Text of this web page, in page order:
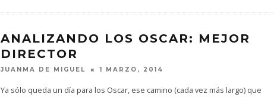
ANALIZANDO LOS OSCAR: MEJOR
DIRECTOR
JUANMA DE MIGUEL 1 MARZO, 2014
Ya sólo queda un día para los Oscar, ese camino (cada vez más largo) que